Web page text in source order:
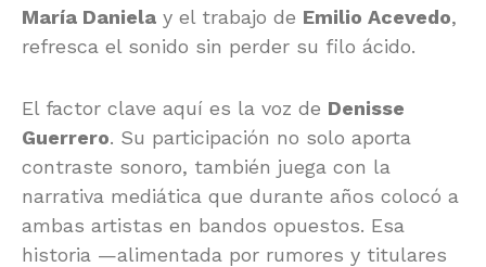
María Daniela y el trabajo de Emilio Acevedo,
refresca el sonido sin perder su filo ácido.
El factor clave aquí es la voz de Denisse
Guerrero. Su participación no solo aporta
contraste sonoro, también juega con la
narrativa mediática que durante años colocó a
ambas artistas en bandos opuestos. Esa
historia —alimentada por rumores y titulares